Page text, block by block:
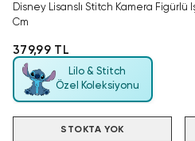
Disney Lisanslı Stitch Kamera Figürlü
Cm
379,99 TL
Lilo & Stitch
Özel Koleksiyonu
STOKTA YOK